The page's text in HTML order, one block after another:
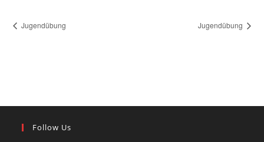
Jugendübung Jugendübung
Follow Us